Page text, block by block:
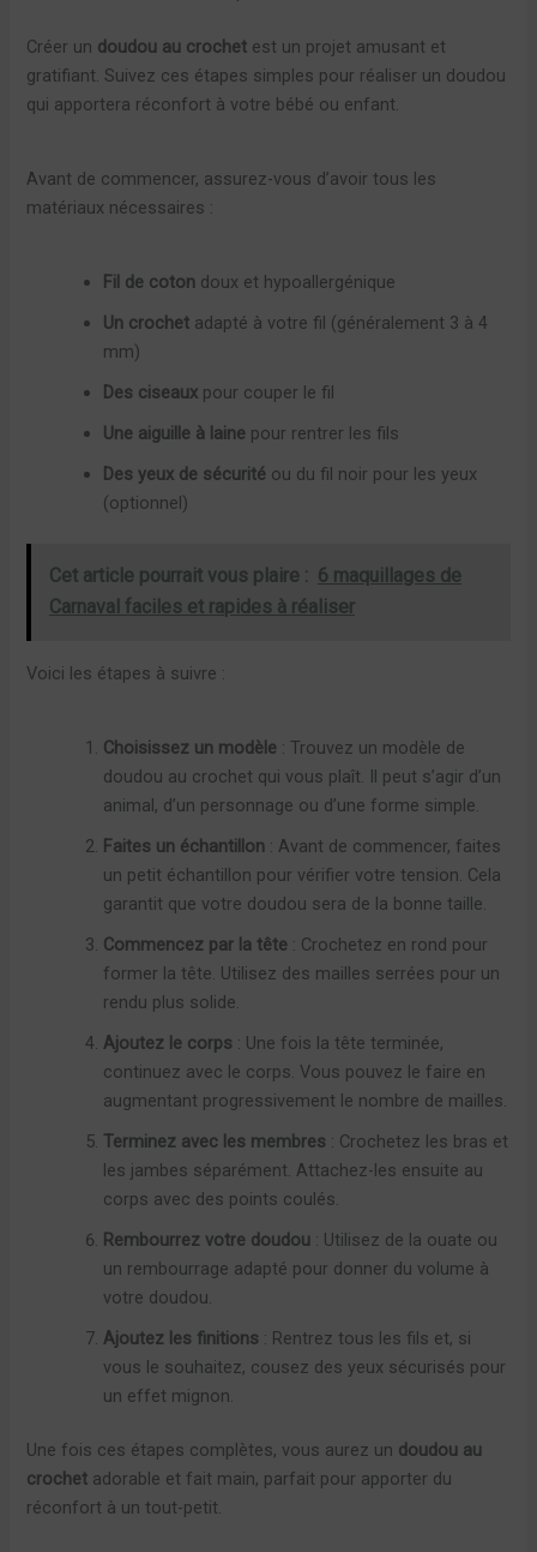
Créer un doudou au crochet est un projet amusant et
gratifiant. Suivez ces étapes simples pour réaliser un doudou
qui apportera réconfort à votre bébé ou enfant.
Avant de commencer, assurez-vous d’avoir tous les
matériaux nécessaires :
Fil de coton doux et hypoallergénique
Un crochet adapté à votre fil (généralement 3 à 4
mm)
Des ciseaux pour couper le fil
Une aiguille à laine pour rentrer les fils
Des yeux de sécurité ou du fil noir pour les yeux
(optionnel)
Cet article pourrait vous plaire : 6 maquillages de
Carnaval faciles et rapides à réaliser
Voici les étapes à suivre :
Choisissez un modèle : Trouvez un modèle de
doudou au crochet qui vous plaît. Il peut s’agir d’un
animal, d’un personnage ou d’une forme simple.
Faites un échantillon : Avant de commencer, faites
un petit échantillon pour vérifier votre tension. Cela
garantit que votre doudou sera de la bonne taille.
Commencez par la tête : Crochetez en rond pour
former la tête. Utilisez des mailles serrées pour un
rendu plus solide.
Ajoutez le corps : Une fois la tête terminée,
continuez avec le corps. Vous pouvez le faire en
augmentant progressivement le nombre de mailles.
Terminez avec les membres : Crochetez les bras et
les jambes séparément. Attachez-les ensuite au
corps avec des points coulés.
Rembourrez votre doudou : Utilisez de la ouate ou
un rembourrage adapté pour donner du volume à
votre doudou.
Ajoutez les finitions : Rentrez tous les fils et, si
vous le souhaitez, cousez des yeux sécurisés pour
un effet mignon.
Une fois ces étapes complètes, vous aurez un doudou au
crochet adorable et fait main, parfait pour apporter du
réconfort à un tout-petit.